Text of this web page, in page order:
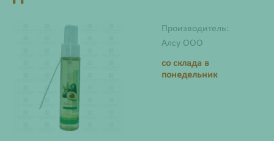
Производитель:
Алсу ООО
со склада в
понедельник